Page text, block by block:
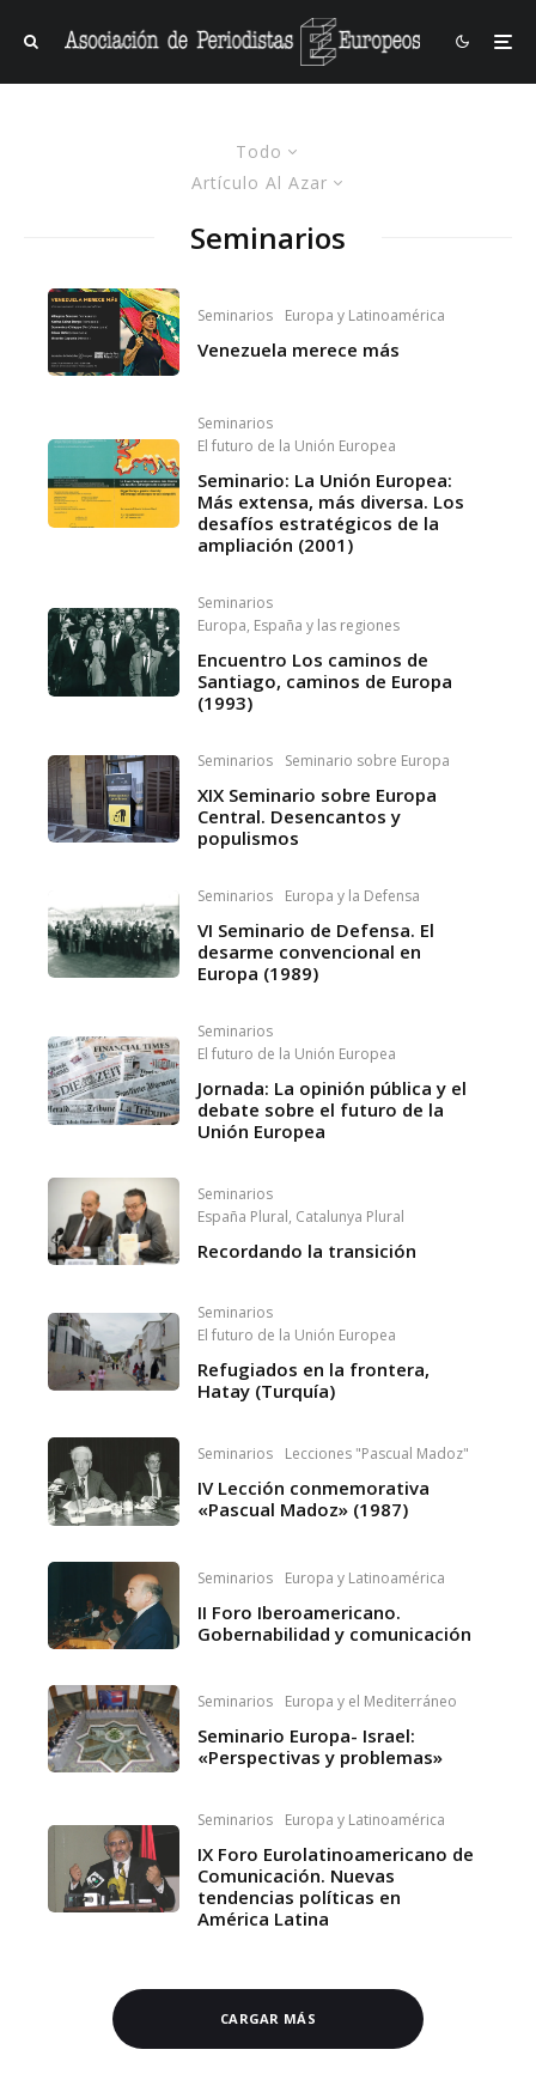
Todo
Artículo Al Azar
Seminarios
Seminarios Europa y Latinoamérica
Venezuela merece más
Seminarios
El futuro de la Unión Europea
Seminario: La Unión Europea:
Más extensa, más diversa. Los
desafíos estratégicos de la
ampliación (2001)
Seminarios
Europa, España y las regiones
Encuentro Los caminos de
Santiago, caminos de Europa
(1993)
Seminarios Seminario sobre Europa
XIX Seminario sobre Europa
Central. Desencantos y
populismos
Seminarios Europa y la Defensa
VI Seminario de Defensa. El
desarme convencional en
Europa (1989)
Seminarios
El futuro de la Unión Europea
Jornada: La opinión pública y el
debate sobre el futuro de la
Unión Europea
Seminarios
España Plural, Catalunya Plural
Recordando la transición
Seminarios
El futuro de la Unión Europea
Refugiados en la frontera,
Hatay (Turquía)
Seminarios Lecciones "Pascual Madoz"
IV Lección conmemorativa
«Pascual Madoz» (1987)
Seminarios Europa y Latinoamérica
II Foro Iberoamericano.
Gobernabilidad y comunicación
Seminarios Europa y el Mediterráneo
Seminario Europa- Israel:
«Perspectivas y problemas»
Seminarios Europa y Latinoamérica
IX Foro Eurolatinoamericano de
Comunicación. Nuevas
tendencias políticas en
América Latina
CARGAR MÁS